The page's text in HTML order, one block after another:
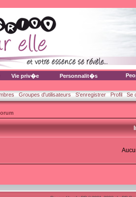
Vie priv�e Personnalit�s
Groupes d'utilisateurs S'enregistrer Profil Se